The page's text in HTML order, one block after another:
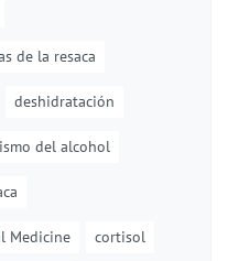
de la resaca
deshidratación
del alcohol
Medicine cortisol